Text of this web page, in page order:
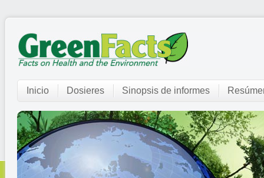
Inicio Dosieres Sinopsis de informes